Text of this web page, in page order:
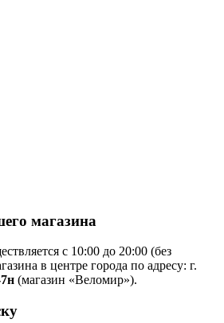
магазина
с 10:00 до 20:00 (без
в центре города по адресу: г.
(магазин «Веломир»).